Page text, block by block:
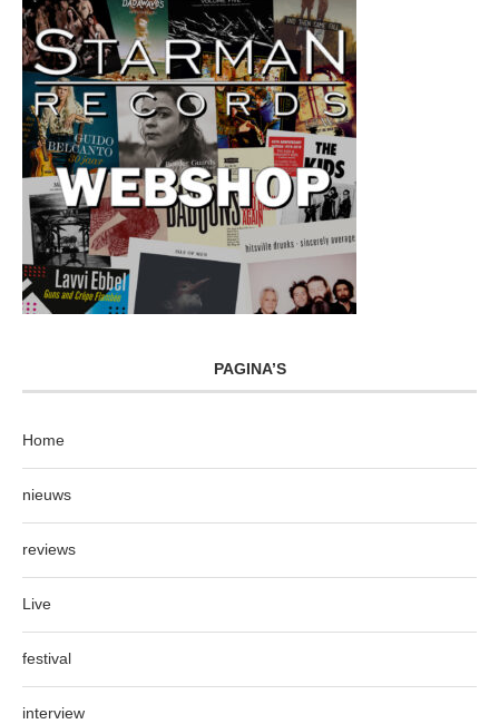
PAGINA’S
Home
nieuws
reviews
Live
festival
interview